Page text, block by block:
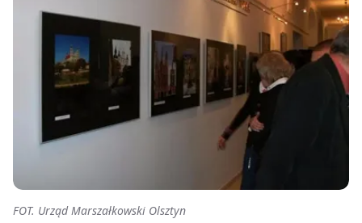
FOT. Urząd Marszałkowski Olsztyn